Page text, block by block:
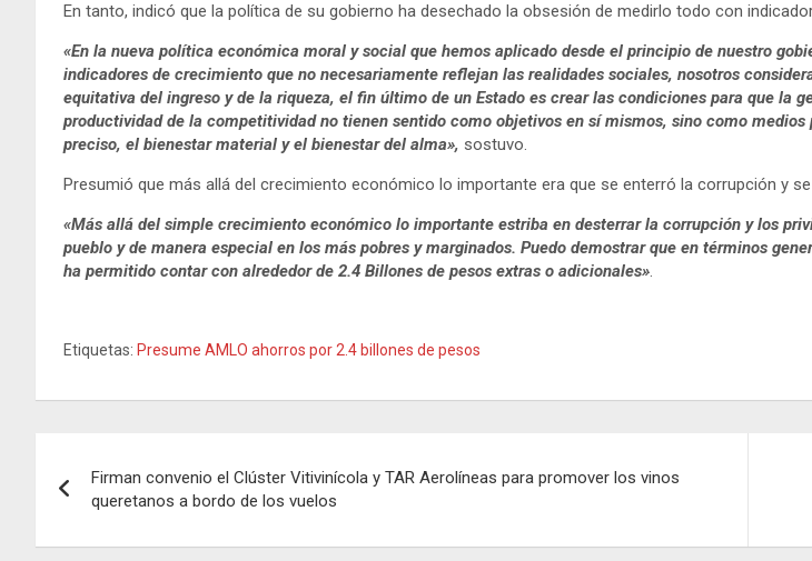
En tanto, indicó que la política de su gobierno ha desechado la obsesión de medirlo todo con
«En la nueva política económica moral y social que hemos aplicado desde el principio de nuestro
indicadores de crecimiento que no necesariamente reflejan las realidades sociales, nosotros
equitativa del ingreso y de la riqueza, el fin último de un Estado es crear las condiciones para que la
productividad de la competitividad no tienen sentido como objetivos en sí mismos, sino como
preciso, el bienestar material y el bienestar del alma», sostuvo.
Presumió que más allá del crecimiento económico lo importante era que se enterró la corrupción y
«Más allá del simple crecimiento económico lo importante estriba en desterrar la corrupción y los
pueblo y de manera especial en los más pobres y marginados. Puedo demostrar que en términos
ha permitido contar con alrededor de 2.4 Billones de pesos extras o adicionales».
Etiquetas: Presume AMLO ahorros por 2.4 billones de pesos
de
entradas
Firman convenio el Clúster Vitivinícola y TAR Aerolíneas para promover los vinos
queretanos a bordo de los vuelos